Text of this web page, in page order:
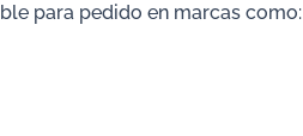
para pedido en marcas como: